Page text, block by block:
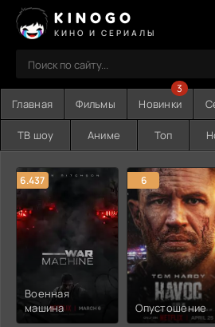
KINOGO
КИНО И СЕРИАЛЫ
Главная Фильмы Новинки
3
ТВ шоу Аниме Топ
6.437
Военная
машина
6
Опустошение